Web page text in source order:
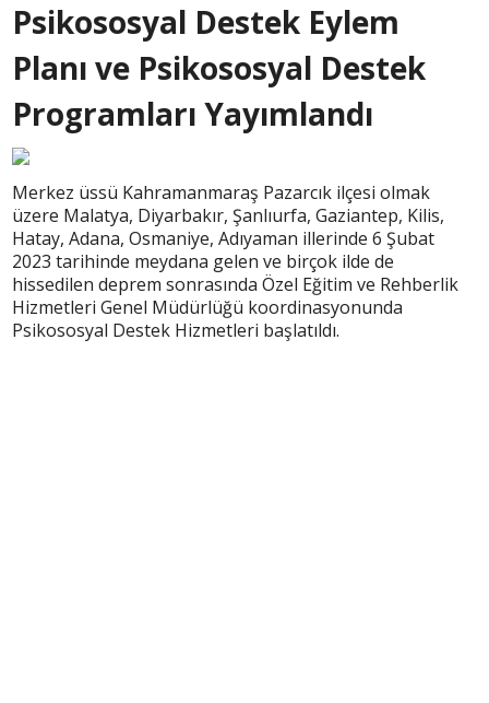
Psikososyal Destek Eylem
Planı ve Psikososyal Destek
Programları Yayımlandı
Merkez üssü Kahramanmaraş Pazarcık ilçesi olmak
üzere Malatya, Diyarbakır, Şanlıurfa, Gaziantep, Kilis,
Hatay, Adana, Osmaniye, Adıyaman illerinde 6 Şubat
2023 tarihinde meydana gelen ve birçok ilde de
hissedilen deprem sonrasında Özel Eğitim ve Rehberlik
Hizmetleri Genel Müdürlüğü koordinasyonunda
Psikososyal Destek Hizmetleri başlatıldı.